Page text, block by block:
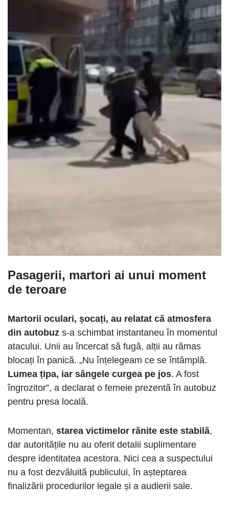
Pasagerii, martori ai unui moment
de teroare
Martorii oculari, șocați, au relatat că atmosfera
din autobuz s-a schimbat instantaneu în momentul
atacului. Unii au încercat să fugă, alții au rămas
blocați în panică. „Nu înțelegeam ce se întâmplă.
Lumea țipa, iar sângele curgea pe jos. A fost
îngrozitor”, a declarat o femeie prezentă în autobuz
pentru presa locală.
Momentan, starea victimelor rănite este stabilă,
dar autoritățile nu au oferit detalii suplimentare
despre identitatea acestora. Nici cea a suspectului
nu a fost dezvăluită publicului, în așteptarea
finalizării procedurilor legale și a audierii sale.